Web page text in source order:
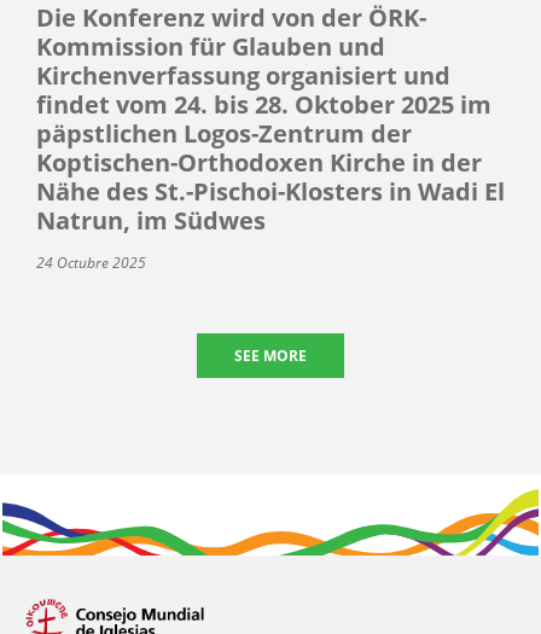
Die Konferenz wird von der ÖRK-
Kommission für Glauben und
Kirchenverfassung organisiert und
findet vom 24. bis 28. Oktober 2025 im
päpstlichen Logos-Zentrum der
Koptischen-Orthodoxen Kirche in der
Nähe des St.-Pischoi-Klosters in Wadi El
Natrun, im Südwes
24 Octubre 2025
SEE MORE